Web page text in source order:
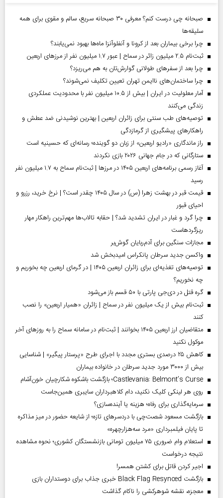
صبحانه چی درست کنم؟ معرفی ۳۰ صبحانه سریع، سالم و مقوی برای همه
سلیقه‌ها
چرا برخی بیماران بعد از کرونا و آنفلوآنزا ماه‌ها بهبود نمی‌یابند؟
ثبت‌نام ۲.۵ میلیون زائر در سماح | عبور ۱.۷ میلیون نفر از مرز‌های اربعین
چرا بعد از سفرهای طولانی گوارش‌تان به هم می‌ریزد؟
چرا ساختمان‌های ناایمن تهران تعیین تکلیف نمی‌شوند؟
آمار معلولیت در ایران | بیش از ۱۰.۵ میلیون نفر با محدودیت عملکردی
زندگی می‌کنند
توصیه‌های طب سنتی برای زائران اربعین | بهترین نوشیدنی ضد عطش و
راهکارهای پیشگیری از گرمازدگی
راز ماندگاری «رادیو اربعین» از زبان دو گوینده؛ رسانه‌ای که حسینیه است
ستارگانی که در جام جهانی ۲۰۲۶ بازی نکردند
آغاز رسمی برنامه‌های اربعین ۱۴۰۵ در مرز‌ها | ثبت‌نام سماح به ۱.۷ میلیون نفر
رسید
قیمت قبر در بهشت زهرا (س) در سال ۱۴۰۵ چقدر است؟ | نرخ خرید، رزرو و
احیای قبور
چرا گرد و غبار در ایران تشدید شد؟ | حقابه تالاب‌ها مهم‌ترین راهکار مهار
ریزگردهاست
مجازات سنگین برای آدم‌ربایان گوش‌بر
واکسن جدید سرطان پانکراس امیدبخش شد
توصیه‌های تغذیه‌ای برای زائران اربعین ۱۴۰۵ | در گرمای اربعین چه بخوریم و
چه نخوریم؟
گره قتل در دی‌جی پارتی با ۵۰ قسم باز می‌شود
ثبت‌نام بیش از یک میلیون نفر در سماح | زائران «همیار اربعین» را نصب
کنند
متقاضیان ارز اربعین ۱۴۰۵ بخوانند | ثبت‌نام در سامانه سماح را به روز‌های آخر
موکول نکنید
کاهش ۲۵ درصدی بستری مجدد با اجرای طرح «پرستار پیگیر» | شناسایی
بیش از ۳۰۰۰ مورد جدید سرطان در خانواده بیماران
Castlevania: Belmont’s Curse؛ بازگشت باشکوه شکارچیان خون‌آشام
روی هر لینکی کلیک نکنید، دام کلاهبرداران سایبری همین‌جاست
سرمایه‌گذاری برای رفاه؛ هزینه یا آینده‌سازی؟
بازگشت مسعود شصت‌چی با دردسر‌های تازه؛ از شایعه حضور در میز مذاکره
تا پایان فیلمبرداری «مرد سه‌هزارچهره»
استعلام وام ضروری ۷۵ میلیون تومانی بازنشستگان کشوری؛ نحوه مشاهده
نتیجه درخواست
اجیر کردن قاتل برای کشتن همسر!
بازگشت Black Flag Resynced خبری جذاب برای دوستداران بازی
معجزه، نقشه شوهرکشی را ناکام گذاشت